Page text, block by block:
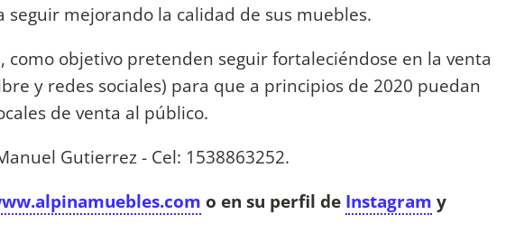
seguir mejorando la calidad de sus muebles.
como objetivo pretenden seguir fortaleciéndose en la venta
y redes sociales) para que a principios de 2020 puedan
de venta al público.
Gutierrez - Cel: 1538863252.
o en su perfil de Instagram y